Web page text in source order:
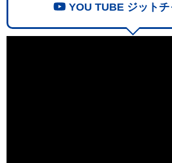
YOU TUBE ジットチ